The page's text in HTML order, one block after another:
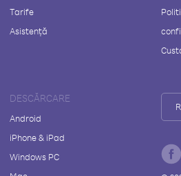
Tarife
Asistență
DESCĂRCARE
Android
iPhone & iPad
Windows PC